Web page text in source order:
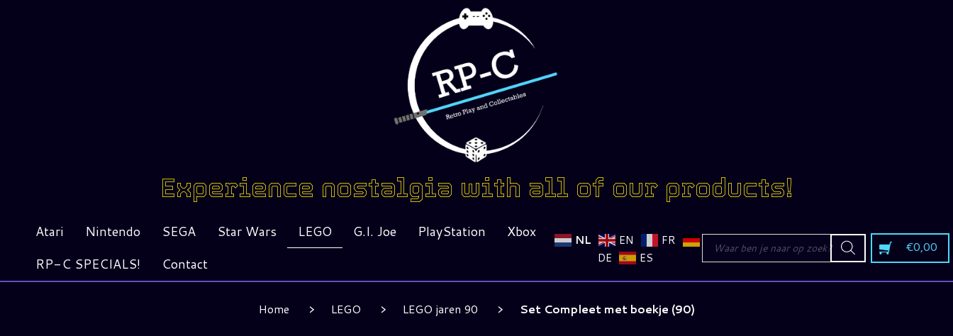
Experience nostalgia with all of our products!
Atari Nintendo SEGA Star Wars LEGO G.I. Joe PlayStation
Xbox
RP-C SPECIALS!
Contact
NL EN
FR
DE
ES
Producten
zoeken €0,00
Home LEGO LEGO jaren 90 Set Compleet met boekje (90)